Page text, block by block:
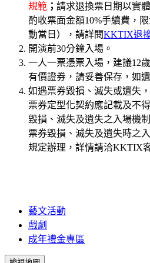
規範 ； 請求退換票日期以實
酌收票面金額10%手續費，
動當日），請詳閱KKTIX退
開演前30分鐘入場。
一人一票憑票入場，建議12
有價證券，請妥善保存，如
如遇票券毀損、滅失或遺失
票券定型化契約應記載及不
毀損、滅失及遺失之入場機
票券毀損、滅失及遺失時之
規定辦理，詳情請洽KKTIX
藝文活動
戲劇
成年禮金專區